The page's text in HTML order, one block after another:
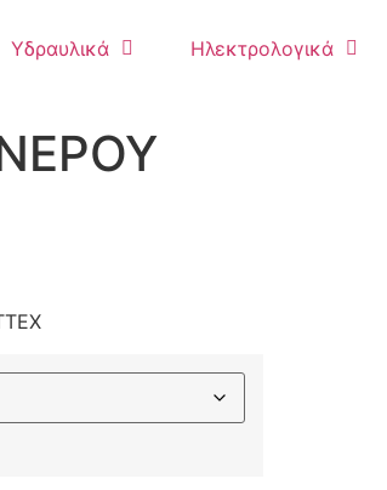
Υδραυλικά
Ηλεκτρολογικά
ΝΕΡΟΥ